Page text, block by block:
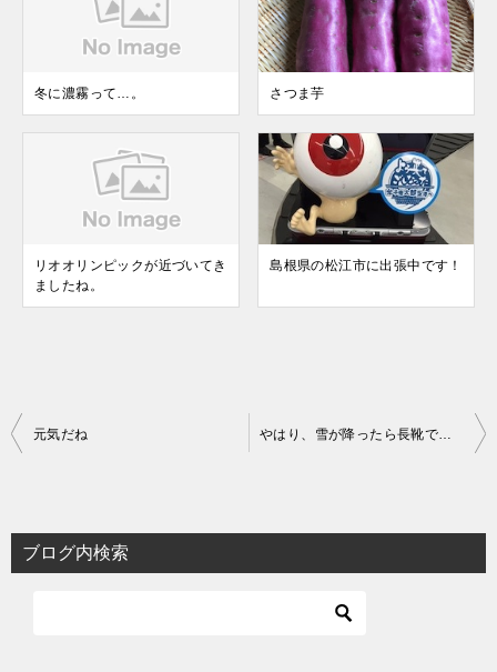
冬に濃霧って…。 さつま芋
リオオリンピックが近づいてき
ましたね。
島根県の松江市に出張中です！
投
ビ
ゲ
元気だね やはり、雪が降ったら長靴です。
ブログ内検索